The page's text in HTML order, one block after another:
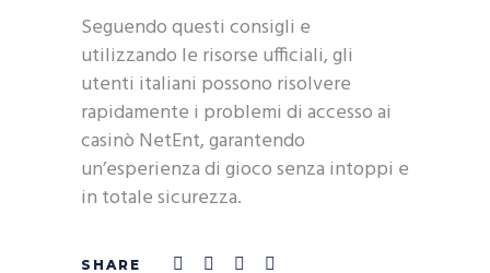
Seguendo questi consigli e
utilizzando le risorse ufficiali, gli
utenti italiani possono risolvere
rapidamente i problemi di accesso ai
casinò NetEnt, garantendo
un’esperienza di gioco senza intoppi e
in totale sicurezza.